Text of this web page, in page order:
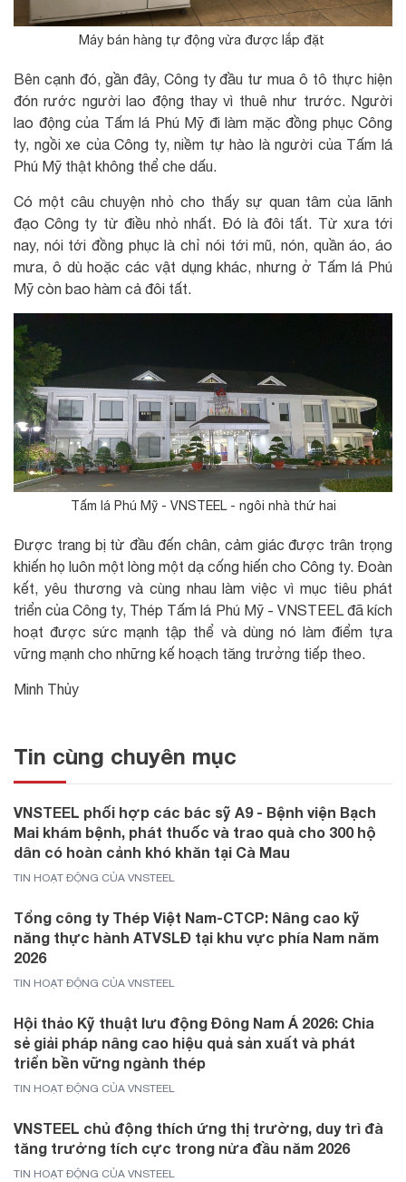
Máy bán hàng tự động vừa được lắp đặt
Bên cạnh đó, gần đây, Công ty đầu tư mua ô tô thực hiện
đón rước người lao động thay vì thuê như trước. Người
lao động của Tấm lá Phú Mỹ đi làm mặc đồng phục Công
ty, ngồi xe của Công ty, niềm tự hào là người của Tấm lá
Phú Mỹ thật không thể che dấu.
Có một câu chuyện nhỏ cho thấy sự quan tâm của lãnh
đạo Công ty từ điều nhỏ nhất. Đó là đôi tất. Từ xưa tới
nay, nói tới đồng phục là chỉ nói tới mũ, nón, quần áo, áo
mưa, ô dù hoặc các vật dụng khác, nhưng ở Tấm lá Phú
Mỹ còn bao hàm cả đôi tất.
Tấm lá Phú Mỹ - VNSTEEL - ngôi nhà thứ hai
Được trang bị từ đầu đến chân, cảm giác được trân trọng
khiến họ luôn một lòng một dạ cống hiến cho Công ty. Đoàn
kết, yêu thương và cùng nhau làm việc vì mục tiêu phát
triển của Công ty, Thép Tấm lá Phú Mỹ - VNSTEEL đã kích
hoạt được sức mạnh tập thể và dùng nó làm điểm tựa
vững mạnh cho những kế hoạch tăng trưởng tiếp theo.
Minh Thủy
Tin cùng chuyên mục
VNSTEEL phối hợp các bác sỹ A9 - Bệnh viện Bạch
Mai khám bệnh, phát thuốc và trao quà cho 300 hộ
dân có hoàn cảnh khó khăn tại Cà Mau
TIN HOẠT ĐỘNG CỦA VNSTEEL
Tổng công ty Thép Việt Nam-CTCP: Nâng cao kỹ
năng thực hành ATVSLĐ tại khu vực phía Nam năm
2026
TIN HOẠT ĐỘNG CỦA VNSTEEL
Hội thảo Kỹ thuật lưu động Đông Nam Á 2026: Chia
sẻ giải pháp nâng cao hiệu quả sản xuất và phát
triển bền vững ngành thép
TIN HOẠT ĐỘNG CỦA VNSTEEL
VNSTEEL chủ động thích ứng thị trường, duy trì đà
tăng trưởng tích cực trong nửa đầu năm 2026
TIN HOẠT ĐỘNG CỦA VNSTEEL